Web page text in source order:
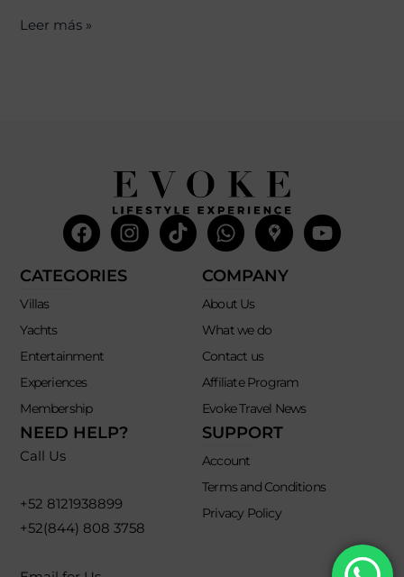
Leer más »
Facebook
Instagram
TiktokWhatsapp
Mdi-
google-
maps
CATEGORIES
Villas
Yachts
Entertainment
Experiences
Membership
COMPANY
About Us
What we do
Contact us
Affiliate Program
Evoke Travel News
NEED HELP?
Call Us
+52 8121938899
+52(844) 808 3758
SUPPORT
Account
Terms and Conditions
Privacy Policy